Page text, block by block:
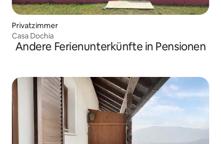
Privatzimmer
Casa Dochia
Andere Ferienunterkünfte in Pensionen